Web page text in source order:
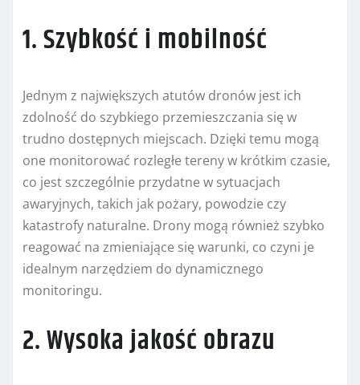
1. Szybkość i mobilność
Jednym z największych atutów dronów jest ich
zdolność do szybkiego przemieszczania się w
trudno dostępnych miejscach. Dzięki temu mogą
one monitorować rozległe tereny w krótkim czasie,
co jest szczególnie przydatne w sytuacjach
awaryjnych, takich jak pożary, powodzie czy
katastrofy naturalne. Drony mogą również szybko
reagować na zmieniające się warunki, co czyni je
idealnym narzędziem do dynamicznego
monitoringu.
2. Wysoka jakość obrazu